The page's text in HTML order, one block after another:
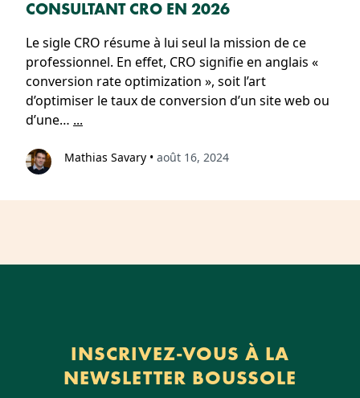
CONSULTANT CRO EN 2026
Le sigle CRO résume à lui seul la mission de ce
professionnel. En effet, CRO signifie en anglais «
conversion rate optimization », soit l’art
d’optimiser le taux de conversion d’un site web ou
d’une… ...
Mathias Savary • août 16, 2024
INSCRIVEZ-VOUS À LA
NEWSLETTER BOUSSOLE